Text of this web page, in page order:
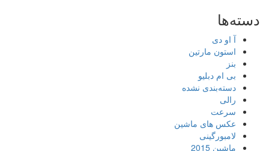
دسته‌ها
آ او دی
استون مارتین
بنز
بی ام دبلیو
دسته‌بندی نشده
رالی
سرعت
عکس های ماشین
لامبورگینی
ماشین 2015